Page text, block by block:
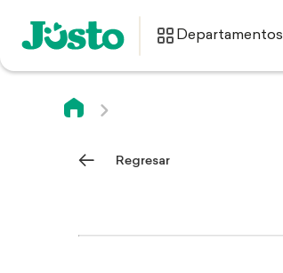
Departamentos
Regresar